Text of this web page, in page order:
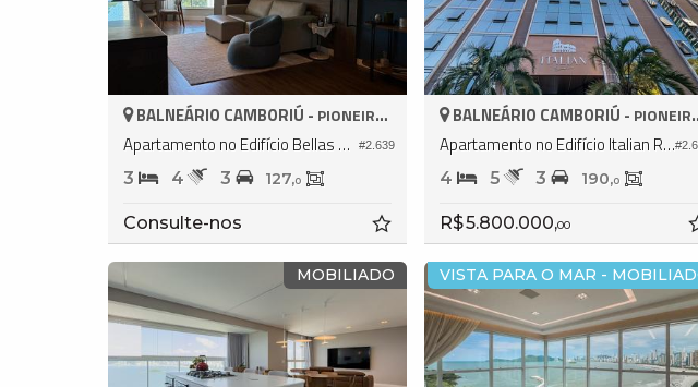
#2.639
BALNEÁRIO CAMBORIÚ - PIONEIROS
Apartamento no Edifício Bellas Artes Residencial
3 4 3 127,0
Consulte-nos
BALNEÁRIO CAMBORIÚ - PIONEIROS
Apartamento no Edifício Italian Residence
4 5 3 190,0
R$ 5.800.000,00
MOBILIADO VISTA PARA O MAR -